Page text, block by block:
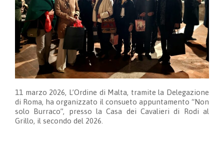
11 marzo 2026, L’Ordine di Malta, tramite la Delegazione
di Roma, ha organizzato il consueto appuntamento “Non
solo Burraco”, presso la Casa dei Cavalieri di Rodi al
Grillo, il secondo del 2026.